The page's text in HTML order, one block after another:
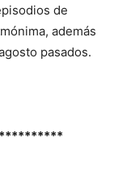
de
además
pasados.